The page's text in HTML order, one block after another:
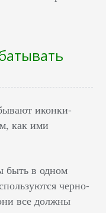
иконки-
как ими
быть в одном
черно-
все должны